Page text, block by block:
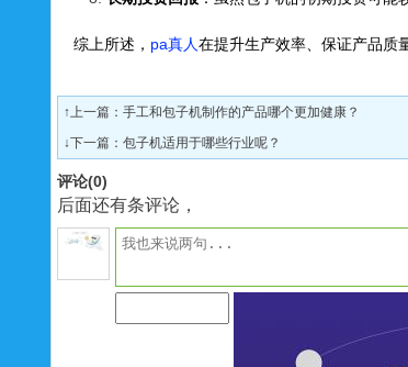
综上所述， pa真人在提升生产效率、保证产品质
↑上一篇： 手工和包子机制作的产品哪个更加健康？
↓下一篇： 包子机适用于哪些行业呢？
评论(0)
后面还有条评论，